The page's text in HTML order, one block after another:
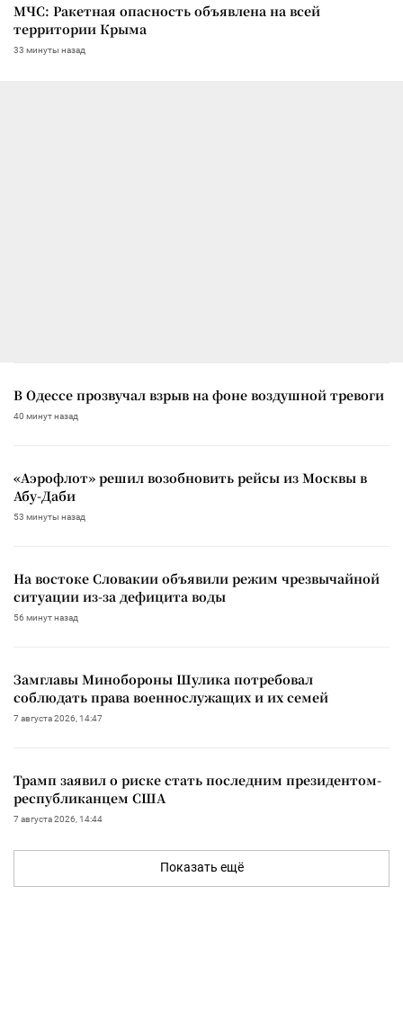
МЧС: Ракетная опасность объявлена на всей
территории Крыма
33 минуты назад
В Одессе прозвучал взрыв на фоне воздушной тревоги
40 минут назад
«Аэрофлот» решил возобновить рейсы из Москвы в
Абу-Даби
53 минуты назад
На востоке Словакии объявили режим чрезвычайной
ситуации из-за дефицита воды
56 минут назад
Замглавы Минобороны Шулика потребовал
соблюдать права военнослужащих и их семей
7 августа 2026, 14:47
Трамп заявил о риске стать последним президентом-
республиканцем США
7 августа 2026, 14:44
Показать ещё